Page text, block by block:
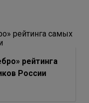
рейтинга
России